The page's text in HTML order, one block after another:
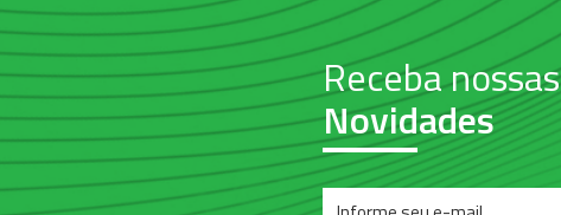
Receba nossas
Novidades